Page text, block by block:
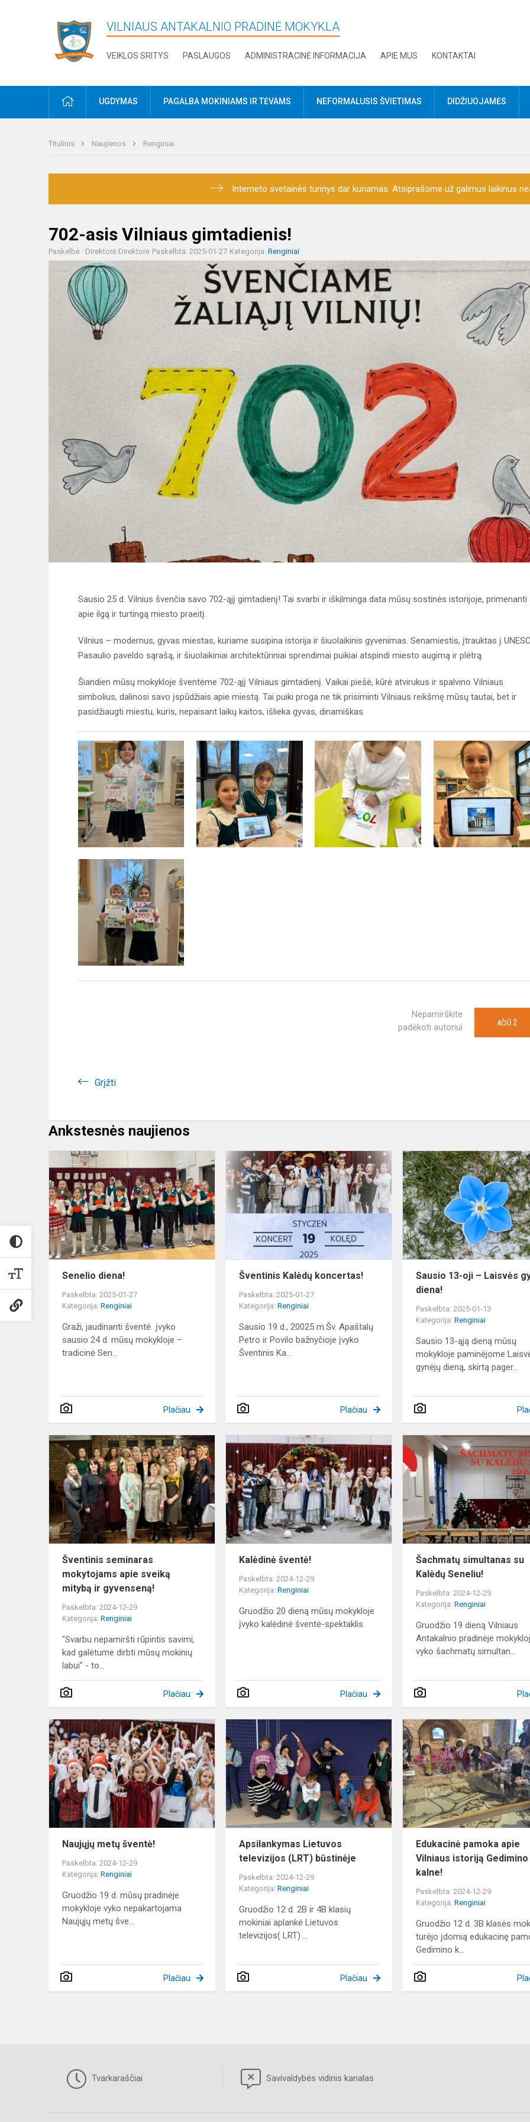
VILNIAUS ANTAKALNIO PRADINĖ MOKYKLA
VEIKLOS SRITYS PASLAUGOS ADMINISTRACINĖ INFORMACIJA APIE MUS KONTAKTAI
PRADŽIAUGDYMAS PAGALBA MOKINIAMS IR TĖVAMS NEFORMALUSIS ŠVIETIMAS DIDŽIUOJAMĖS
Titulinis Naujienos Renginiai
Interneto svetainės turinys dar kuriamas. Atsiprašome už galimus laikinus
702-asis Vilniaus gimtadienis!
Paskelbė : Direktorė Direktorė Paskelbta: 2025-01-27 Kategorija: Renginiai
Sausio 25 d. Vilnius švenčia savo 702-ąjį gimtadienį! Tai svarbi ir iškilminga data mūsų sostinės istorijoje, primenanti
apie ilgą ir turtingą miesto praeitį.
Vilnius – modernus, gyvas miestas, kuriame susipina istorija ir šiuolaikinis gyvenimas. Senamiestis, įtrauktas į
Pasaulio paveldo sąrašą, ir šiuolaikiniai architektūriniai sprendimai puikiai atspindi miesto augimą ir plėtrą.
Šiandien mūsų mokykloje šventėme 702-ąjį Vilniaus gimtadienį. Vaikai piešė, kūrė atvirukus ir spalvino Vilniaus
simbolius, dalinosi savo įspūdžiais apie miestą. Tai puiki proga ne tik prisiminti Vilniaus reikšmę mūsų tautai, bet ir
pasidžiaugti miestu, kuris, nepaisant laikų kaitos, išlieka gyvas, dinamiškas.
Nepamirškite
padėkoti autoriui
AČIŪ 2
Grįžti
Ankstesnės naujienos
Senelio
diena!
Senelio diena!
Paskelbta: 2025-01-27
Kategorija: Renginiai
Graži, jaudinanti šventė įvyko
sausio 24 d. mūsų mokykloje –
tradicinė Sen...
Plačiau
Šventinis
Kalėdų
koncertas!
Šventinis Kalėdų koncertas!
Paskelbta: 2025-01-27
Kategorija:Renginiai
Sausio 19 d., 20025 m.Šv. Apaštalų
Petro ir Povilo bažnyčioje įvyko
Šventinis Ka...
Plačiau
Sausio 13-oji – Laisvės
diena!
Paskelbta: 2025-01-13
Kategorija:Renginiai
Sausio 13-ąją dieną mūsų
mokykloje paminėjome
gynėjų dieną, skirtą pager...
Šventinis
seminaras
mokytojams
apie
sveiką
mitybą
ir
gyvens...
Šventinis seminaras
mokytojams apie sveiką
mitybą ir gyvenseną!
Paskelbta: 2024-12-29
Kategorija: Renginiai
"Svarbu nepamiršti rūpintis savimi,
kad galėtume dirbti mūsų mokinių
labui" - to...
Plačiau
Kalėdinė
šventė!
Kalėdinė šventė!
Paskelbta: 2024-12-29
Kategorija:Renginiai
Gruodžio 20 dieną mūsų mokykloje
įvyko kalėdinė šventė-spektaklis.
Plačiau
Šachmatų simultanas su
Kalėdų Seneliu!
Paskelbta: 2024-12-29
Kategorija:Renginiai
Gruodžio 19 dieną Vilniaus
Antakalnio pradinėje
vyko šachmatų simultan...
Naujųjų
metų
šventė!
Naujųjų metų šventė!
Paskelbta: 2024-12-29
Kategorija: Renginiai
Gruodžio 19 d. mūsų pradinėje
mokykloje vyko nepakartojama
Naujųjų metų šve...
Plačiau
Apsilankymas
Lietuvos
televizijos
(LRT)
būstinėje
Apsilankymas Lietuvos
televizijos (LRT) būstinėje
Paskelbta: 2024-12-29
Kategorija:Renginiai
Gruodžio 12 d. 2B ir 4B klasių
mokiniai aplankė Lietuvos
televizijos( LRT) ...
Plačiau
Edukacinė pamoka apie
Vilniaus istoriją Gedimino
kalne!
Paskelbta: 2024-12-29
Kategorija:Renginiai
Gruodžio 12 d. 3B klasės
turėjo įdomią edukacinę
Gedimino k...
Tvarkaraščiai Savivaldybės vidinis kanalas